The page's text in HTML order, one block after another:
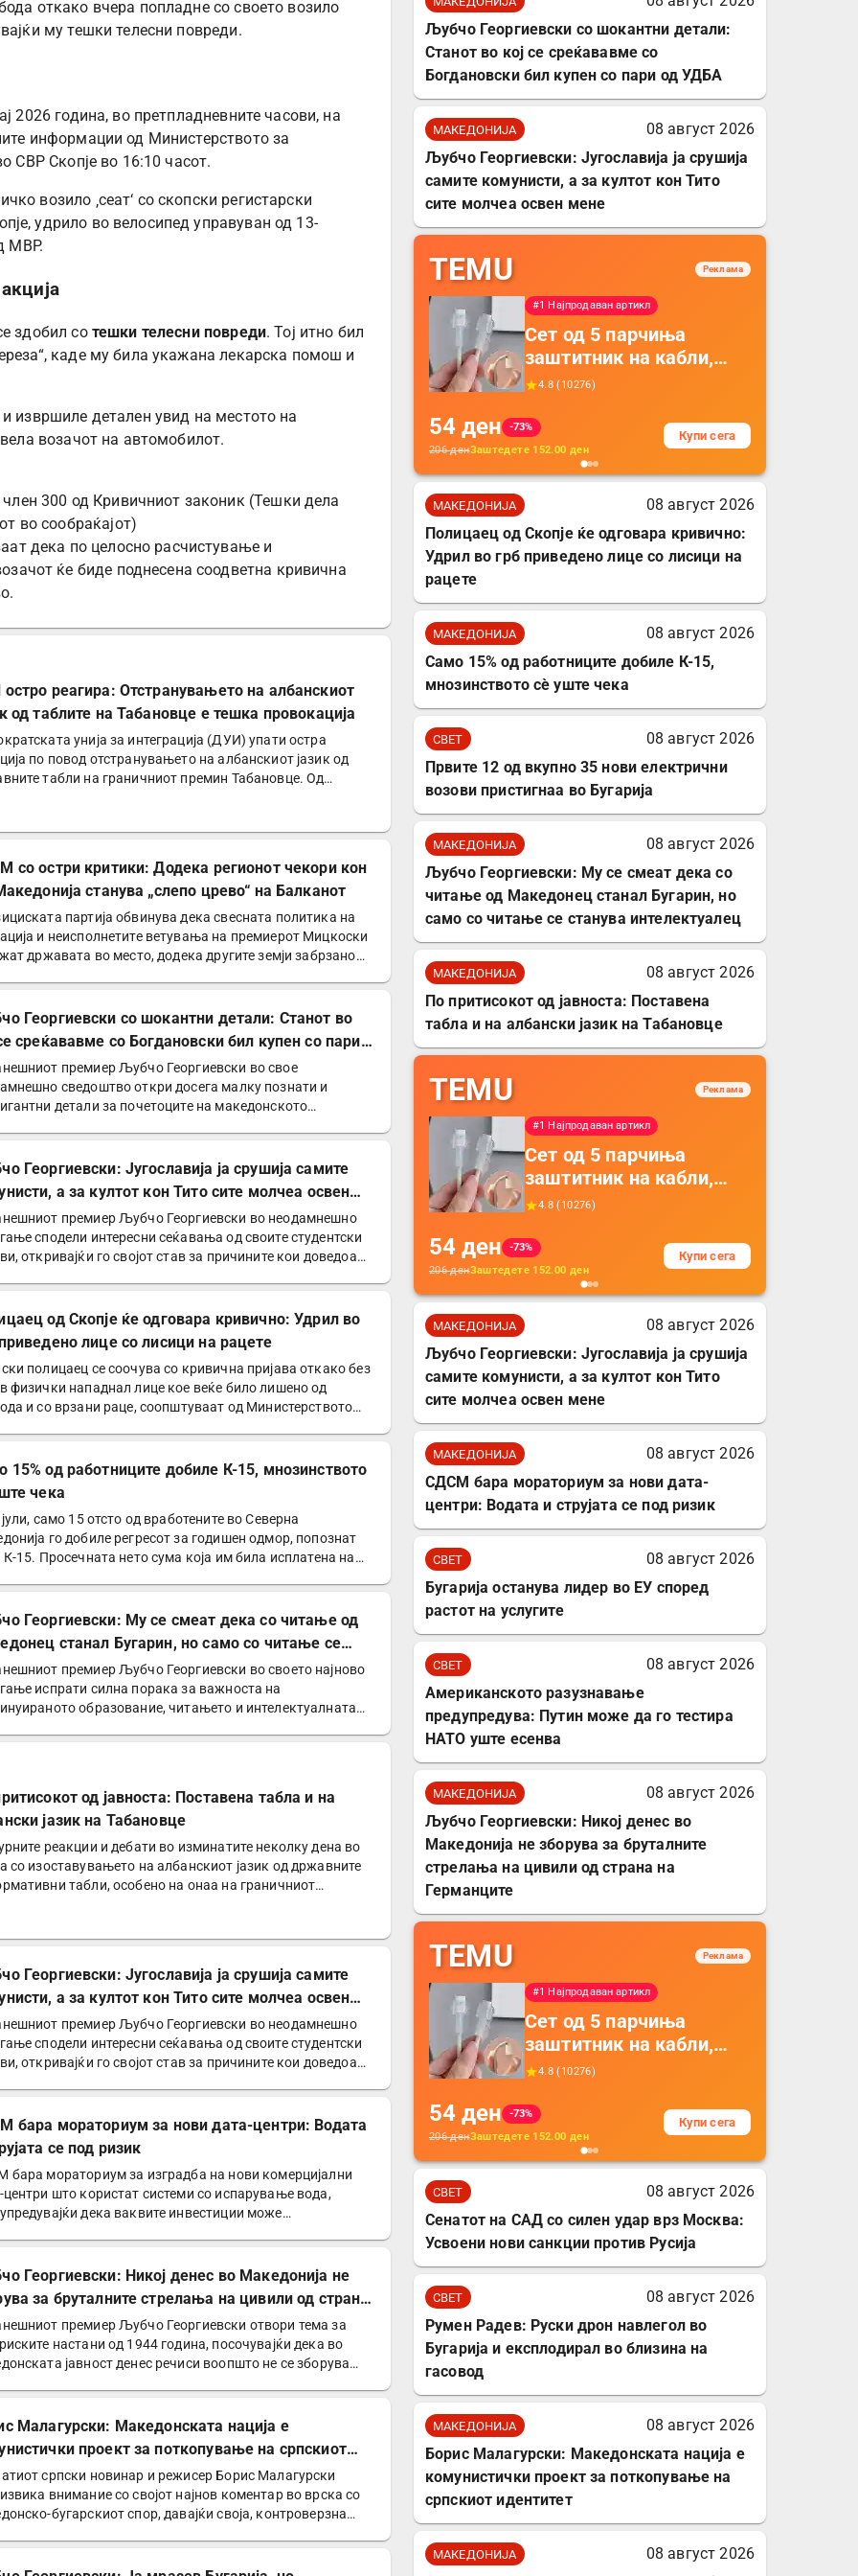
откако вчера попладне со своето возило
му тешки телесни повреди.
2026 година, во претпладневните часови, на
информации од Министерството за
СВР Скопје во 16:10 часот.
возило ‚сеат‘ со скопски регистарски
удрило во велосипед управуван од 13-
МВР.
здобил со тешки телесни повреди. Тој итно бил
каде му била укажана лекарска помош и
извршиле детален увид на местото на
возачот на автомобилот.
300 од Кривичниот законик (Тешки дела
во сообраќајот)
дека по целосно расчистување и
ќе биде поднесена соодветна кривична
реагира: Отстранувањето на албанскиот
од таблите на Табановце е тешка провокација
унија за интеграција (ДУИ) упати остра
по повод отстранувањето на албанскиот јазик од
табли на граничниот премин Табановце. Од
со остри критики: Додека регионот чекори кон
станува „слепо црево“ на Балканот
партија обвинува дека свесната политика на
и неисполнетите ветувања на премиерот Мицкоски
државата во место, додека другите земји забрзано…
Георгиевски со шокантни детали: Станот во
среќававме со Богдановски бил купен со пари
премиер Љубчо Георгиевски во свое
сведоштво откри досега малку познати и
детали за почетоците на македонското
Георгиевски: Југославија ја срушија самите
а за култот кон Тито сите молчеа освен
премиер Љубчо Георгиевски во неодамнешно
сподели интересни сеќавања од своите студентски
откривајќи го својот став за причините кои доведоа…
од Скопје ќе одговара кривично: Удрил во
лице со лисици на рацете
полицаец се соочува со кривична пријава откако без
физички нападнал лице кое веќе било лишено од
и со врзани раце, соопштуваат од Министерството
15% од работниците добиле К-15, мнозинството
чека
само 15 отсто од вработените во Северна
го добиле регресот за годишен одмор, попознат
К-15. Просечната нето сума која им била исплатена на
Георгиевски: Му се смеат дека со читање од
станал Бугарин, но само со читање се
интелектуалец
премиер Љубчо Георгиевски во своето најново
испрати силна порака за важноста на
образование, читањето и интелектуалната
од јавноста: Поставена табла и на
јазик на Табановце
реакции и дебати во изминатите неколку дена во
со изоставувањето на албанскиот јазик од државните
табли, особено на онаа на граничниот…
Георгиевски: Југославија ја срушија самите
а за култот кон Тито сите молчеа освен
премиер Љубчо Георгиевски во неодамнешно
сподели интересни сеќавања од своите студентски
откривајќи го својот став за причините кои доведоа…
бара мораториум за нови дата-центри: Водата
се под ризик
бара мораториум за изградба на нови комерцијални
центри што користат системи со испарување вода,
дека ваквите инвестиции може
Георгиевски: Никој денес во Македонија не
за бруталните стрелања на цивили од страна
премиер Љубчо Георгиевски отвори тема за
настани од 1944 година, посочувајќи дека во
јавност денес речиси воопшто не се зборува
Малагурски: Македонската нација е
проект за поткопување на српскиот
српски новинар и режисер Борис Малагурски
внимание со својот најнов коментар во врска со
бугарскиот спор, давајќи своја, контроверзна…
Љубчо Георгиевски со шокантни детали:
Станот во кој се среќававме со
Богдановски бил купен со пари од УДБА
МАКЕДОНИЈА
08 август 2026
Љубчо Георгиевски: Југославија ја срушија
самите комунисти, а за култот кон Тито
сите молчеа освен мене
TEMU Реклама
#1 Најпродаван артикл
Сет од 5 парчиња
заштитник на кабли,
прекривка за заштита
додатоци за заштита на
кабли, без батерија, за
мобилни телефони,
комплет за заштита на
4.8 (10276)
54 ден
-73%
206денЗаштедете 152.00 ден
Купи сега
МАКЕДОНИЈА
08 август 2026
Полицаец од Скопје ќе одговара кривично:
Удрил во грб приведено лице со лисици на
рацете
МАКЕДОНИЈА
08 август 2026
Само 15% од работниците добиле К-15,
мнозинството сè уште чека
СВЕТ
08 август 2026
Првите 12 од вкупно 35 нови електрични
возови пристигнаа во Бугарија
МАКЕДОНИЈА
08 август 2026
Љубчо Георгиевски: Му се смеат дека со
читање од Македонец станал Бугарин, но
само со читање се станува интелектуалец
МАКЕДОНИЈА
08 август 2026
По притисокот од јавноста: Поставена
табла и на албански јазик на Табановце
TEMU Реклама
#1 Најпродаван артикл
Сет од 5 парчиња
заштитник на кабли,
прекривка за заштита
додатоци за заштита на
кабли, без батерија, за
мобилни телефони,
комплет за заштита на
4.8 (10276)
54 ден
-73%
206денЗаштедете 152.00 ден
Купи сега
МАКЕДОНИЈА
08 август 2026
Љубчо Георгиевски: Југославија ја срушија
самите комунисти, а за култот кон Тито
сите молчеа освен мене
МАКЕДОНИЈА
08 август 2026
СДСМ бара мораториум за нови дата-
центри: Водата и струјата се под ризик
СВЕТ
08 август 2026
Бугарија останува лидер во ЕУ според
растот на услугите
СВЕТ
08 август 2026
Американското разузнавање
предупредува: Путин може да го тестира
НАТО уште есенва
МАКЕДОНИЈА
08 август 2026
Љубчо Георгиевски: Никој денес во
Македонија не зборува за бруталните
стрелања на цивили од страна на
Германците
TEMU Реклама
#1 Најпродаван артикл
Сет од 5 парчиња
заштитник на кабли,
прекривка за заштита
додатоци за заштита на
кабли, без батерија, за
мобилни телефони,
комплет за заштита на
4.8 (10276)
54 ден
-73%
206денЗаштедете 152.00 ден
Купи сега
СВЕТ
08 август 2026
Сенатот на САД со силен удар врз Москва:
Усвоени нови санкции против Русија
СВЕТ
08 август 2026
Румен Радев: Руски дрон навлегол во
Бугарија и експлодирал во близина на
гасовод
МАКЕДОНИЈА
08 август 2026
Борис Малагурски: Македонската нација е
комунистички проект за поткопување на
српскиот идентитет
МАКЕДОНИЈА
08 август 2026